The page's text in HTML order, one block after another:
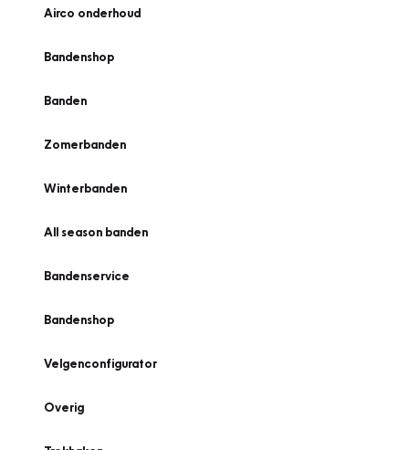
Airco onderhoud
Bandenshop
Banden
Zomerbanden
Winterbanden
All season banden
Bandenservice
Bandenshop
Velgenconfigurator
Overig